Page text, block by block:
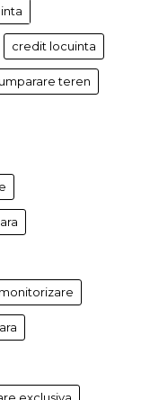
credit locuinta
teren
monitorizare